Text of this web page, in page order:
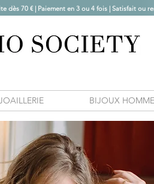
dès 70 € | Paiement en 3 ou 4 fois | Satisfait ou
BIJOUX HOMME